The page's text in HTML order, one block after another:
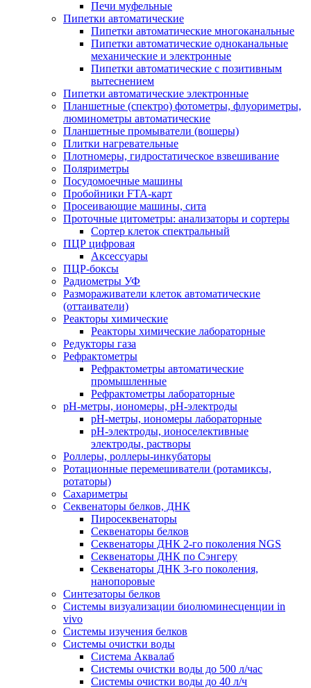
Печи муфельные
Пипетки автоматические
Пипетки автоматические многоканальные
Пипетки автоматические одноканальные
механические и электронные
Пипетки автоматические с позитивным
вытеснением
Пипетки автоматические электронные
Планшетные (спектро) фотометры, флуориметры,
люминометры автоматические
Планшетные промыватели (вошеры)
Плитки нагревательные
Плотномеры, гидростатическое взвешивание
Поляриметры
Посудомоечные машины
Пробойники FTA-карт
Просеивающие машины, сита
Проточные цитометры: анализаторы и сортеры
Сортер клеток спектральный
ПЦР цифровая
Аксессуары
ПЦР-боксы
Радиометры УФ
Размораживатели клеток автоматические
(оттаиватели)
Реакторы химические
Реакторы химические лабораторные
Редукторы газа
Рефрактометры
Рефрактометры автоматические
промышленные
Рефрактометры лабораторные
рН-метры, иономеры, рН-электроды
рН-метры, иономеры лабораторные
рН-электроды, ионоселективные
электроды, растворы
Роллеры, роллеры-инкубаторы
Ротационные перемешиватели (ротамиксы,
ротаторы)
Сахариметры
Секвенаторы белков, ДНК
Пиросеквенаторы
Секвенаторы белков
Секвенаторы ДНК 2-го поколения NGS
Секвенаторы ДНК по Сэнгеру
Секвенаторы ДНК 3-го поколения,
нанопоровые
Синтезаторы белков
Системы визуализации биолюминесценции in
vivo
Системы изучения белков
Системы очистки воды
Система Аквалаб
Системы очистки воды до 500 л/час
Системы очистки воды до 40 л/ч